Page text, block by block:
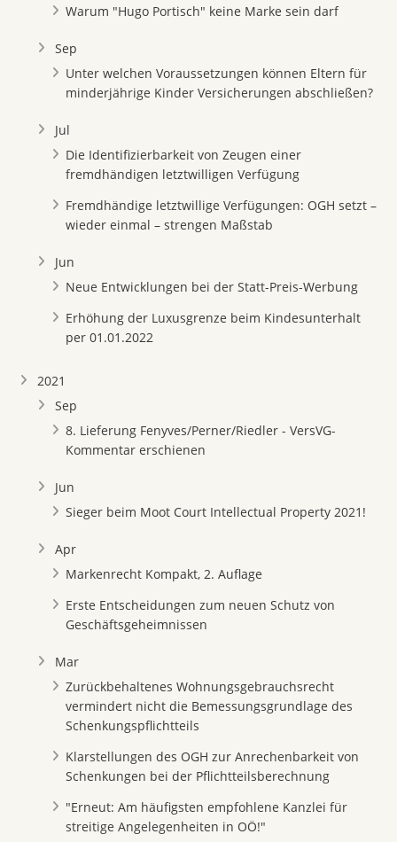
Warum "Hugo Portisch" keine Marke sein darf
Sep
Unter welchen Voraussetzungen können Eltern für
minderjährige Kinder Versicherungen abschließen?
Jul
Die Identifizierbarkeit von Zeugen einer
fremdhändigen letztwilligen Verfügung
Fremdhändige letztwillige Verfügungen: OGH setzt –
wieder einmal – strengen Maßstab
Jun
Neue Entwicklungen bei der Statt-Preis-Werbung
Erhöhung der Luxusgrenze beim Kindesunterhalt
per 01.01.2022
2021
Sep
8. Lieferung Fenyves/Perner/Riedler - VersVG-
Kommentar erschienen
Jun
Sieger beim Moot Court Intellectual Property 2021!
Apr
Markenrecht Kompakt, 2. Auflage
Erste Entscheidungen zum neuen Schutz von
Geschäftsgeheimnissen
Mar
Zurückbehaltenes Wohnungsgebrauchsrecht
vermindert nicht die Bemessungsgrundlage des
Schenkungspflichtteils
Klarstellungen des OGH zur Anrechenbarkeit von
Schenkungen bei der Pflichtteilsberechnung
"Erneut: Am häufigsten empfohlene Kanzlei für
streitige Angelegenheiten in OÖ!"